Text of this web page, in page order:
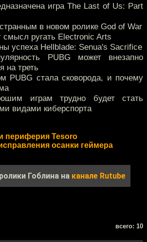
игра The Last of Us: Part
в новом ролике God of War
смысл ругать Electronic Arts
успеха Hellblade: Senua's Sacrifice
PUBG может внезапно
на треть
PUBG стала сковорода, и почему
играм трудно будет стать
видами киберспорта
периферия Tesoro
осанки геймера
Гоблина на канале Rutube
всего: 10